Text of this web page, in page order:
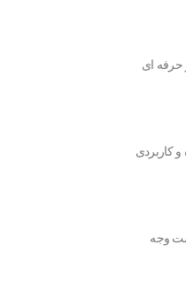
حرفه ای
کاربردی
وجه